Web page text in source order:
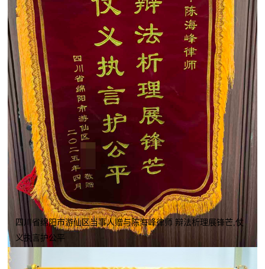
四川省绵阳市游仙区当事人赠与陈海峰律师 辩法析理展锋芒,仗
义执言护公平